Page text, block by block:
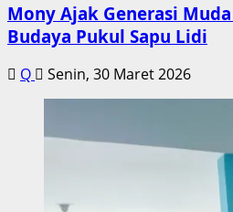
Mony Ajak Generasi Muda
Budaya Pukul Sapu Lidi
Q Senin, 30 Maret 2026